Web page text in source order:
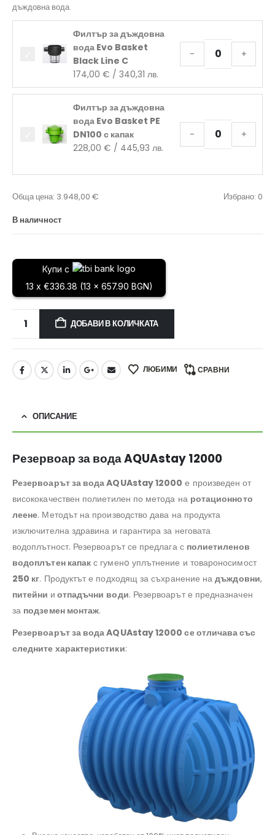
дъждовна вода.
Филтър за дъждовна
вода Evo Basket
Black Line C
174,00 € / 340,31 лв.
- +
Филтър за дъждовна
вода Evo Basket PE
DN100 с капак
228,00 € / 445,93 лв.
- +
Обща цена: 3.948,00 € Избрано: 0
В наличност
Купи с
13 x €336.38 (13 x 657.90 BGN)
ДОБАВИ В КОЛИЧКАТА
ЛЮБИМИ СРАВНИ
ОПИСАНИЕ
Резервоар за вода AQUAstay 12000
Резервоарът за вода AQUAstay 12000 е произведен от
висококачествен полиетилен по метода на ротационното
леене. Методът на производство дава на продукта
изключителна здравина и гарантира за неговата
водоплътност. Резервоарът се предлага с полиетиленов
водоплътен капак с гуменo уплътнение и товароносимост
250 кг. Продуктът е подходящ за съхранение надъждовни,
питейни и отпадъчни води. Резервоарът е предназначен
за подземен монтаж.
Резервоарът за вода AQUAstay 12000 се отличава със
следните характеристики: